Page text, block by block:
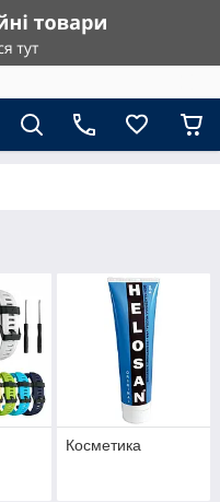
Косметика